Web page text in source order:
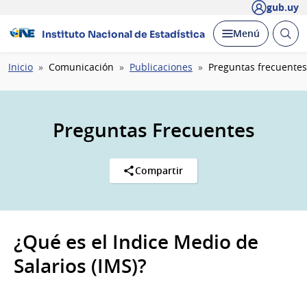
gub.uy
Instituto Nacional de Estadística Desplegar
Menú Abrir
Ruta
navegación
Inicio Comunicación Publicaciones Preguntas frecuentes
Preguntas Frecuentes
Compartir
¿Qué es el Indice Medio de
Salarios (IMS)?